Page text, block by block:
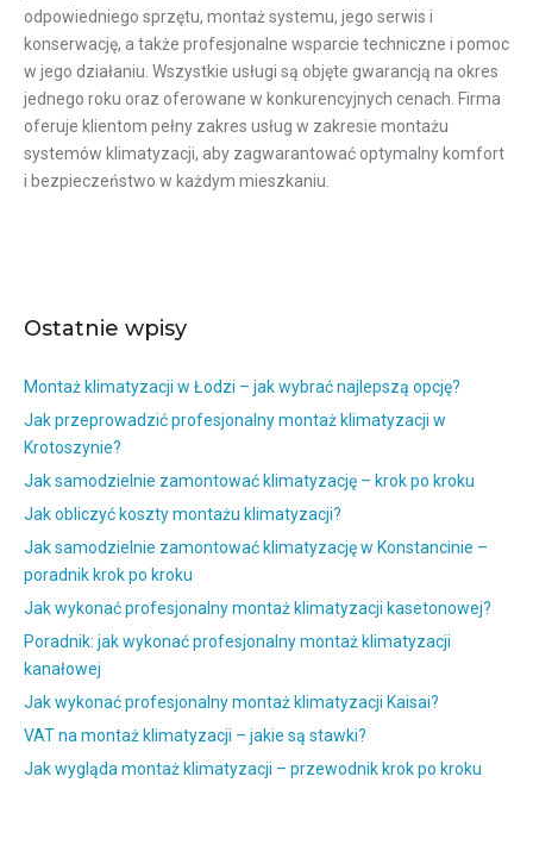
odpowiedniego sprzętu, montaż systemu, jego serwis i
konserwację, a także profesjonalne wsparcie techniczne i pomoc
w jego działaniu. Wszystkie usługi są objęte gwarancją na okres
jednego roku oraz oferowane w konkurencyjnych cenach. Firma
oferuje klientom pełny zakres usług w zakresie montażu
systemów klimatyzacji, aby zagwarantować optymalny komfort
i bezpieczeństwo w każdym mieszkaniu.
Ostatnie wpisy
Montaż klimatyzacji w Łodzi – jak wybrać najlepszą opcję?
Jak przeprowadzić profesjonalny montaż klimatyzacji w
Krotoszynie?
Jak samodzielnie zamontować klimatyzację – krok po kroku
Jak obliczyć koszty montażu klimatyzacji?
Jak samodzielnie zamontować klimatyzację w Konstancinie –
poradnik krok po kroku
Jak wykonać profesjonalny montaż klimatyzacji kasetonowej?
Poradnik: jak wykonać profesjonalny montaż klimatyzacji
kanałowej
Jak wykonać profesjonalny montaż klimatyzacji Kaisai?
VAT na montaż klimatyzacji – jakie są stawki?
Jak wygląda montaż klimatyzacji – przewodnik krok po kroku